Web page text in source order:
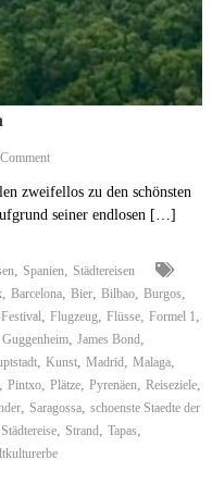
on
schönsten
Städte
zweifellos zu den schönsten
seiner endlosen […]
, Spanien, Städtereisen
, Barcelona, Bier, Bilbao, Burgos,
, Flugzeug, Flüsse, Formel 1,
Guggenheim, James Bond,
, Kunst, Madrid, Malaga,
, Pintxo, Plätze, Pyrenäen, Reiseziele,
, Saragossa, schoenste Staedte der
Städtereise, Strand, Tapas,